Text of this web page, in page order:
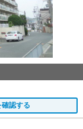
認する